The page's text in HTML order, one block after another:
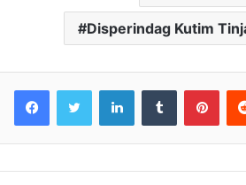
Disperindag Kutim